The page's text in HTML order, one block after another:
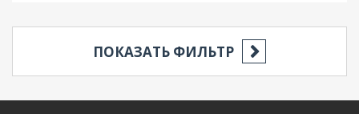
ПОКАЗАТЬ ФИЛЬТР